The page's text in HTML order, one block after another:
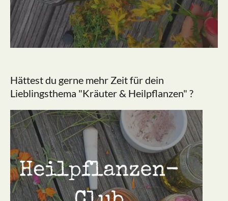
Hättest du gerne mehr Zeit für dein
Lieblingsthema "Kräuter & Heilpflanzen" ?